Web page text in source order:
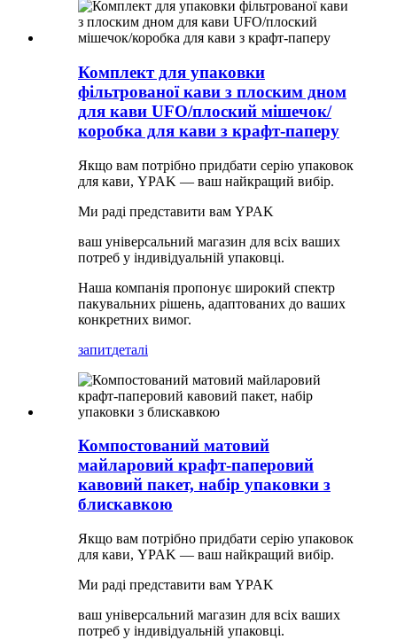
Комплект для упаковки
фільтрованої кави з плоским дном
для кави UFO/плоский мішечок/
коробка для кави з крафт-паперу
Якщо вам потрібно придбати серію упаковок
для кави, YPAK — ваш найкращий вибір.
Ми раді представити вам YPAK
ваш універсальний магазин для всіх ваших
потреб у індивідуальній упаковці.
Наша компанія пропонує широкий спектр
пакувальних рішень, адаптованих до ваших
конкретних вимог.
запитдеталі
Компостований матовий
майларовий крафт-паперовий
кавовий пакет, набір упаковки з
блискавкою
Якщо вам потрібно придбати серію упаковок
для кави, YPAK — ваш найкращий вибір.
Ми раді представити вам YPAK
ваш універсальний магазин для всіх ваших
потреб у індивідуальній упаковці.